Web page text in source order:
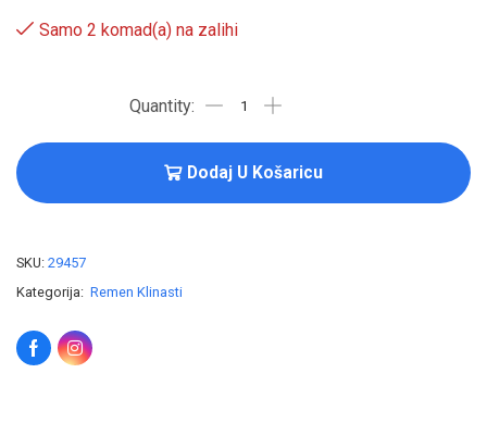
Samo 2 komad(a) na zalihi
Dodaj U Košaricu
SKU: 29457
Kategorija: Remen Klinasti